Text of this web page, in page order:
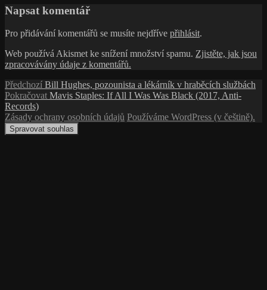
Napsat komentář
Pro přidávání komentářů se musíte nejdříve přihlásit.
Web používá Akismet ke snížení množství spamu. Zjistěte, jak jsou
zpracovávány údaje z komentářů.
Navigace
pro
příspěvek
Předchozí Předchozí
příspěvek:
Bill Hughes, pozounista a lékárník v hraběcích službách
Pokračovat Následující
Mavis Staples: If All I Was Was Black (2017, Anti-
Records)
Zásady ochrany osobních údajů Používáme WordPress (v češtině).
Spravovat souhlas